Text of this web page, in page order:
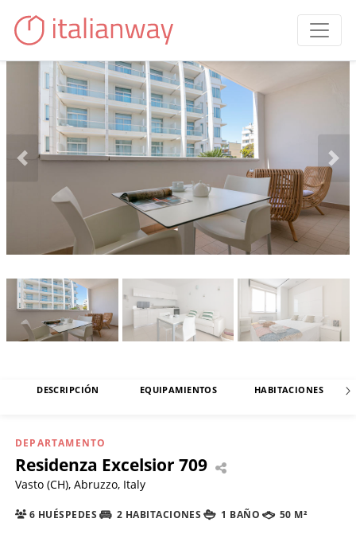
DESCRIPCIÓN EQUIPAMIENTOS HABITACIONES
DEPARTAMENTO
Residenza Excelsior 709
Vasto (CH), Abruzzo, Italy
6 HUÉSPEDES 2 HABITACIONES 1 BAÑO 50 M²